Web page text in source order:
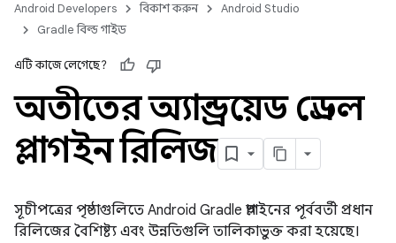
Android Developers বিকাশ করুন
Android Studio
Gradle বিল্ড গাইড
এটি কাজে লেগেছে?
অতীতের অ্যান্ড্রয়েড গ্রেডল
প্লাগইন রিলিজ
সূচীপত্রের পৃষ্ঠাগুলিতে Android Gradle প্লাগইনের পূর্ববর্তী প্রধান
রিলিজের বৈশিষ্ট্য এবং উন্নতিগুলি তালিকাভুক্ত করা হয়েছে।